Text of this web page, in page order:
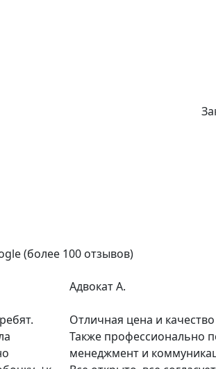
(более 100 отзывов)
Адвокат А.
Отличная цена и
Также профессионально
менеджмент и